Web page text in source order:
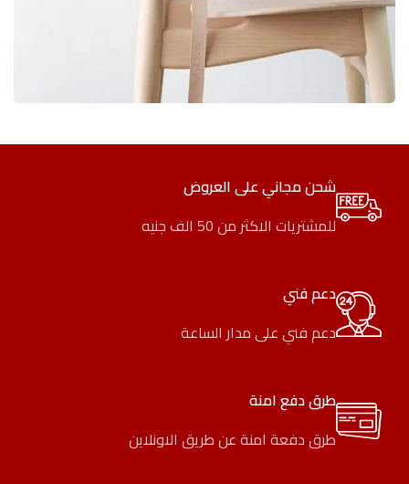
A LACUS BIBENDUM PULVINAR
شحن مجاني على العروض
للمشتريات الاكثر من 50 الف جنيه
دعم فني
دعم فني على مدار الساعة
طرق دفع امنة
طرق دفعة امنة عن طريق الاونلاين